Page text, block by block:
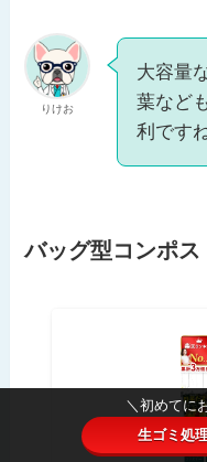
りけお
大容量
葉など
利ですね
バッグ型コンポス
＼初めてに
生ゴミ処